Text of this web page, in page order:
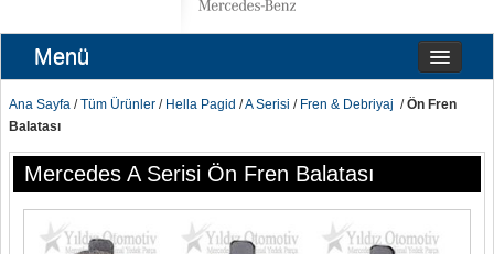
Menü
Ana Sayfa /Tüm Ürünler / Hella Pagid /A Serisi / Fren & Debriyaj /Ön Fren
Balatası
Mercedes A Serisi Ön Fren Balatası